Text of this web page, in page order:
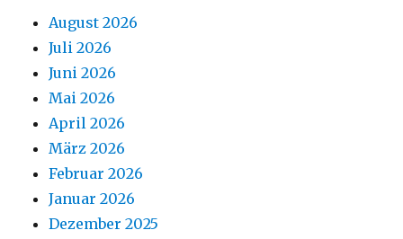
August 2026
Juli 2026
Juni 2026
Mai 2026
April 2026
März 2026
Februar 2026
Januar 2026
Dezember 2025